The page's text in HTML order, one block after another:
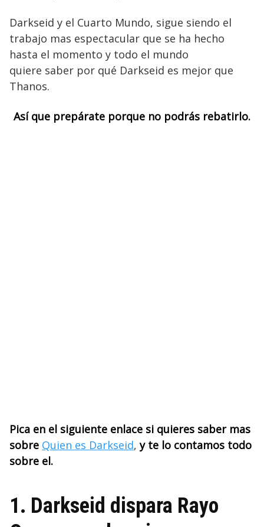
Darkseid y el Cuarto Mundo, sigue siendo el
trabajo mas espectacular que se ha hecho
hasta el momento y todo el mundo
quiere saber por qué Darkseid es mejor que
Thanos.
Así que prepárate porque no podrás rebatirlo.
Pica en el siguiente enlace si quieres saber mas
sobre Quien es Darkseid,y te lo contamos todo
sobre el.
1. Darkseid dispara Rayo